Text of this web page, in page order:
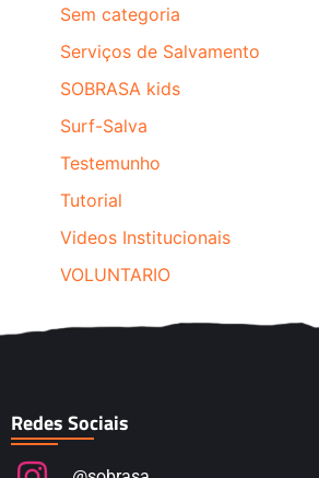
Sem categoria
Serviços de Salvamento
SOBRASA kids
Surf-Salva
Testemunho
Tutorial
Videos Institucionais
VOLUNTARIO
Redes Sociais